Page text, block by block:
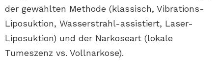
der gewählten Methode (klassisch, Vibrations-
Liposuktion, Wasserstrahl-assistiert, Laser-
Liposuktion) und der Narkoseart (lokale
Tumeszenz vs. Vollnarkose).